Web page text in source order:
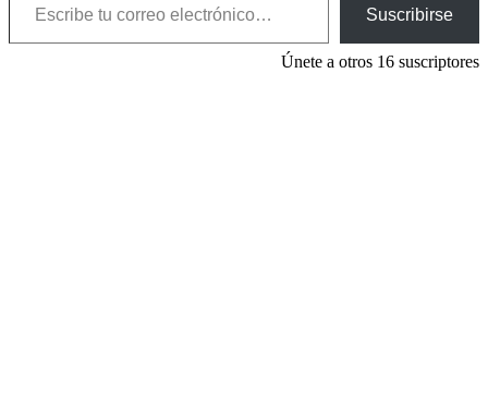
Suscribirse
Únete a otros 16 suscriptores